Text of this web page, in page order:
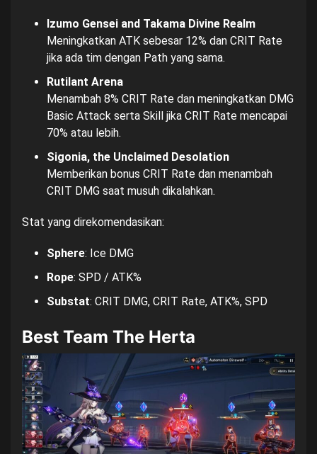
Izumo Gensei and Takama Divine Realm
Meningkatkan ATK sebesar 12% dan CRIT Rate
jika ada tim dengan Path yang sama.
Rutilant Arena
Menambah 8% CRIT Rate dan meningkatkan DMG
Basic Attack serta Skill jika CRIT Rate mencapai
70% atau lebih.
Sigonia, the Unclaimed Desolation
Memberikan bonus CRIT Rate dan menambah
CRIT DMG saat musuh dikalahkan.
Stat yang direkomendasikan:
Sphere: Ice DMG
Rope: SPD / ATK%
Substat: CRIT DMG, CRIT Rate, ATK%, SPD
Best Team The Herta